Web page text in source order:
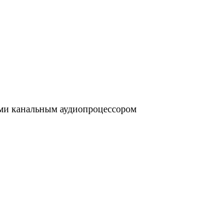
канальным аудиопроцессором